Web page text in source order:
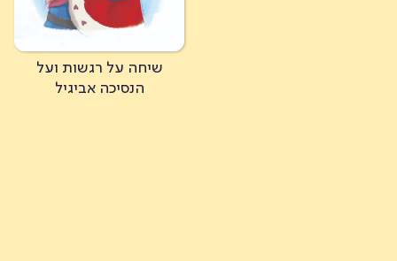
שיחה על רגשות ועל
הנסיכה אביגיל